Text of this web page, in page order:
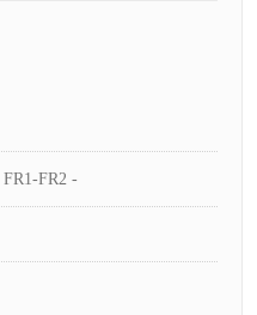
FR1-FR2 -